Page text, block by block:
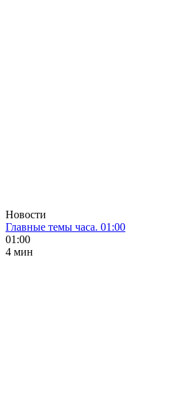
Новости
Главные темы часа. 01:00
01:00
4 мин